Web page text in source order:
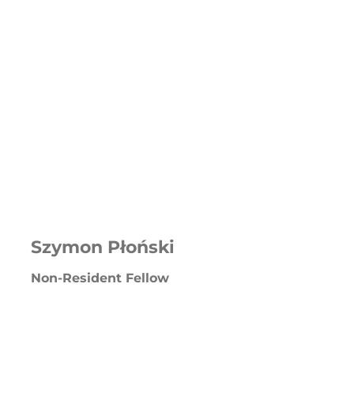
Szymon Płoński
Non-Resident Fellow